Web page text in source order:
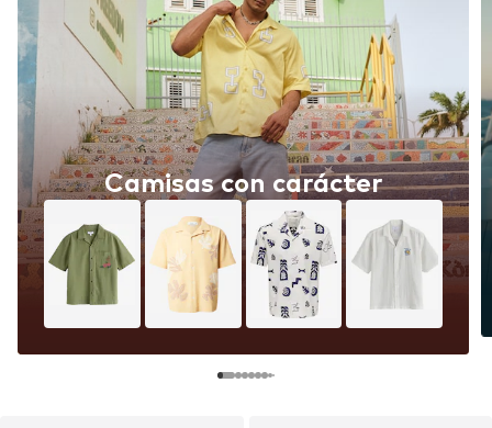
Camisas con carácter